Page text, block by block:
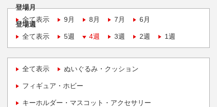
登場月
全て表示
9月 8月 7月 6月
登場週
全て表示
5週 4週 3週 2週 1週
全て表示 ぬいぐるみ・クッション
フィギュア・ホビー
キーホルダー・マスコット・アクセサリー